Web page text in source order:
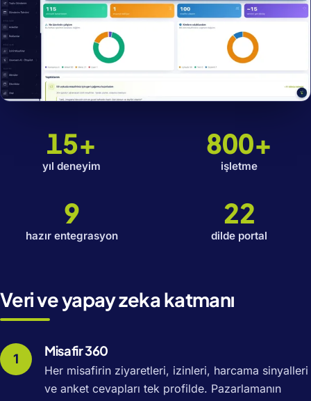
15+
yıl deneyim
800+
işletme
9
hazır entegrasyon
22
dilde portal
Veri ve yapay zeka katmanı
Misafir 360
Her misafirin ziyaretleri, izinleri, harcama sinyalleri
ve anket cevapları tek profilde. Pazarlamanın